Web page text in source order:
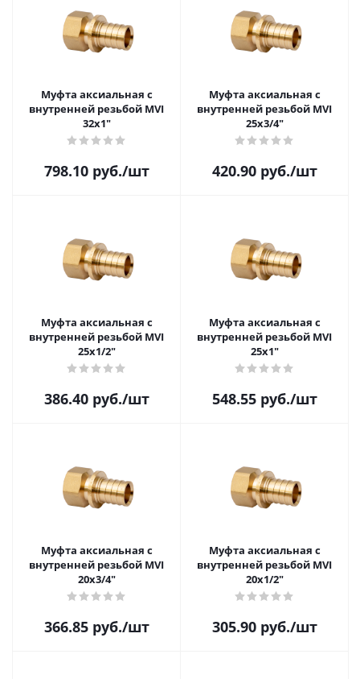
Муфта аксиальная с
внутренней резьбой MVI
32x1"
798.10руб./шт
Муфта аксиальная с
внутренней резьбой MVI
25x3/4"
420.90руб./шт
Муфта аксиальная с
внутренней резьбой MVI
25x1/2"
386.40руб./шт
Муфта аксиальная с
внутренней резьбой MVI
25x1"
548.55руб./шт
Муфта аксиальная с
внутренней резьбой MVI
20x3/4"
366.85руб./шт
Муфта аксиальная с
внутренней резьбой MVI
20x1/2"
305.90руб./шт